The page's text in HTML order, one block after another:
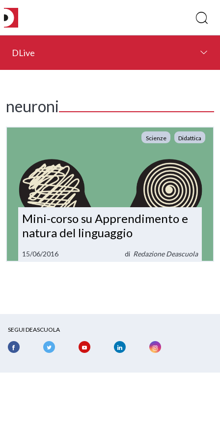
DLive
neuroni
Scienze Didattica
Mini-corso su Apprendimento e
natura del linguaggio
15/06/2016 di Redazione Deascuola
SEGUI DEASCUOLA